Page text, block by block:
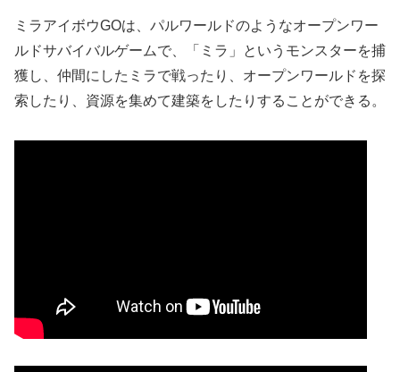
ミラアイボウGOは、パルワールドのようなオープンワー
ルドサバイバルゲームで、「ミラ」というモンスターを捕
獲し、仲間にしたミラで戦ったり、オープンワールドを探
索したり、資源を集めて建築をしたりすることができる。